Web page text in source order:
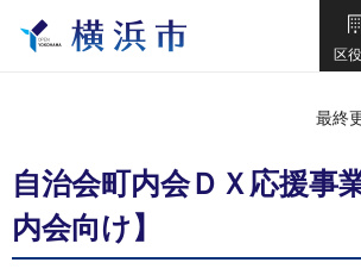
区
最終
自治会町内会ＤＸ応援事
内会向け】